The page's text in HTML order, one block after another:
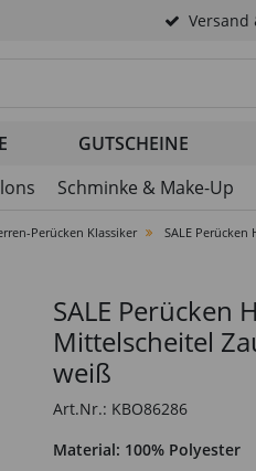
Versand
GUTSCHEINE
Schminke & Make-Up
Perücken Klassiker SALE
SALE Perücken
Mittelscheitel
weiß
Art.Nr.: KBO86286
Material: 100% Polyester